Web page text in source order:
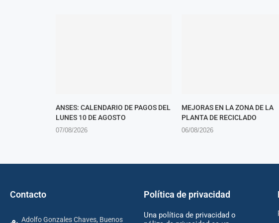
ANSES: CALENDARIO DE PAGOS DEL
LUNES 10 DE AGOSTO
07/08/2026
MEJORAS EN LA ZONA DE LA
PLANTA DE RECICLADO
06/08/2026
Contacto
Adolfo Gonzales Chaves, Buenos
Política de privacidad
Una política de privacidad o